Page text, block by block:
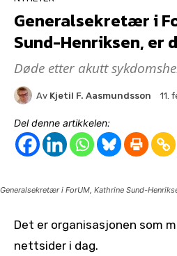
Generalsekretær i
Sund-Henriksen, er
Døde etter akutt
Av Kjetil F. Aasmundsson 11.
Del denne artikkelen:
Generalsekretær i ForUM, Kathrine Sund-
Det er organisasjonen som
nettsider i dag.